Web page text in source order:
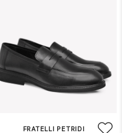
FRATELLI PETRIDI